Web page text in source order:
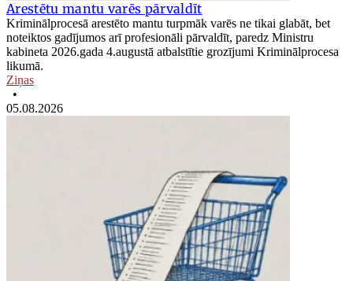
Arestētu mantu varēs pārvaldīt
Kriminālprocesā arestēto mantu turpmāk varēs ne tikai glabāt, bet
noteiktos gadījumos arī profesionāli pārvaldīt, paredz Ministru
kabineta 2026.gada 4.augustā atbalstītie grozījumi Kriminālprocesa
likumā.
Ziņas
•
05.08.2026